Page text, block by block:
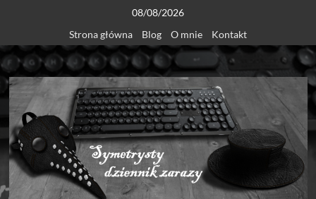
content
08/08/2026
Strona główna
Blog O mnie Kontakt